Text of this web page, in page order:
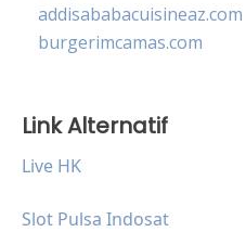
addisababacuisineaz.com
burgerimcamas.com
Link Alternatif
Live HK
Slot Pulsa Indosat